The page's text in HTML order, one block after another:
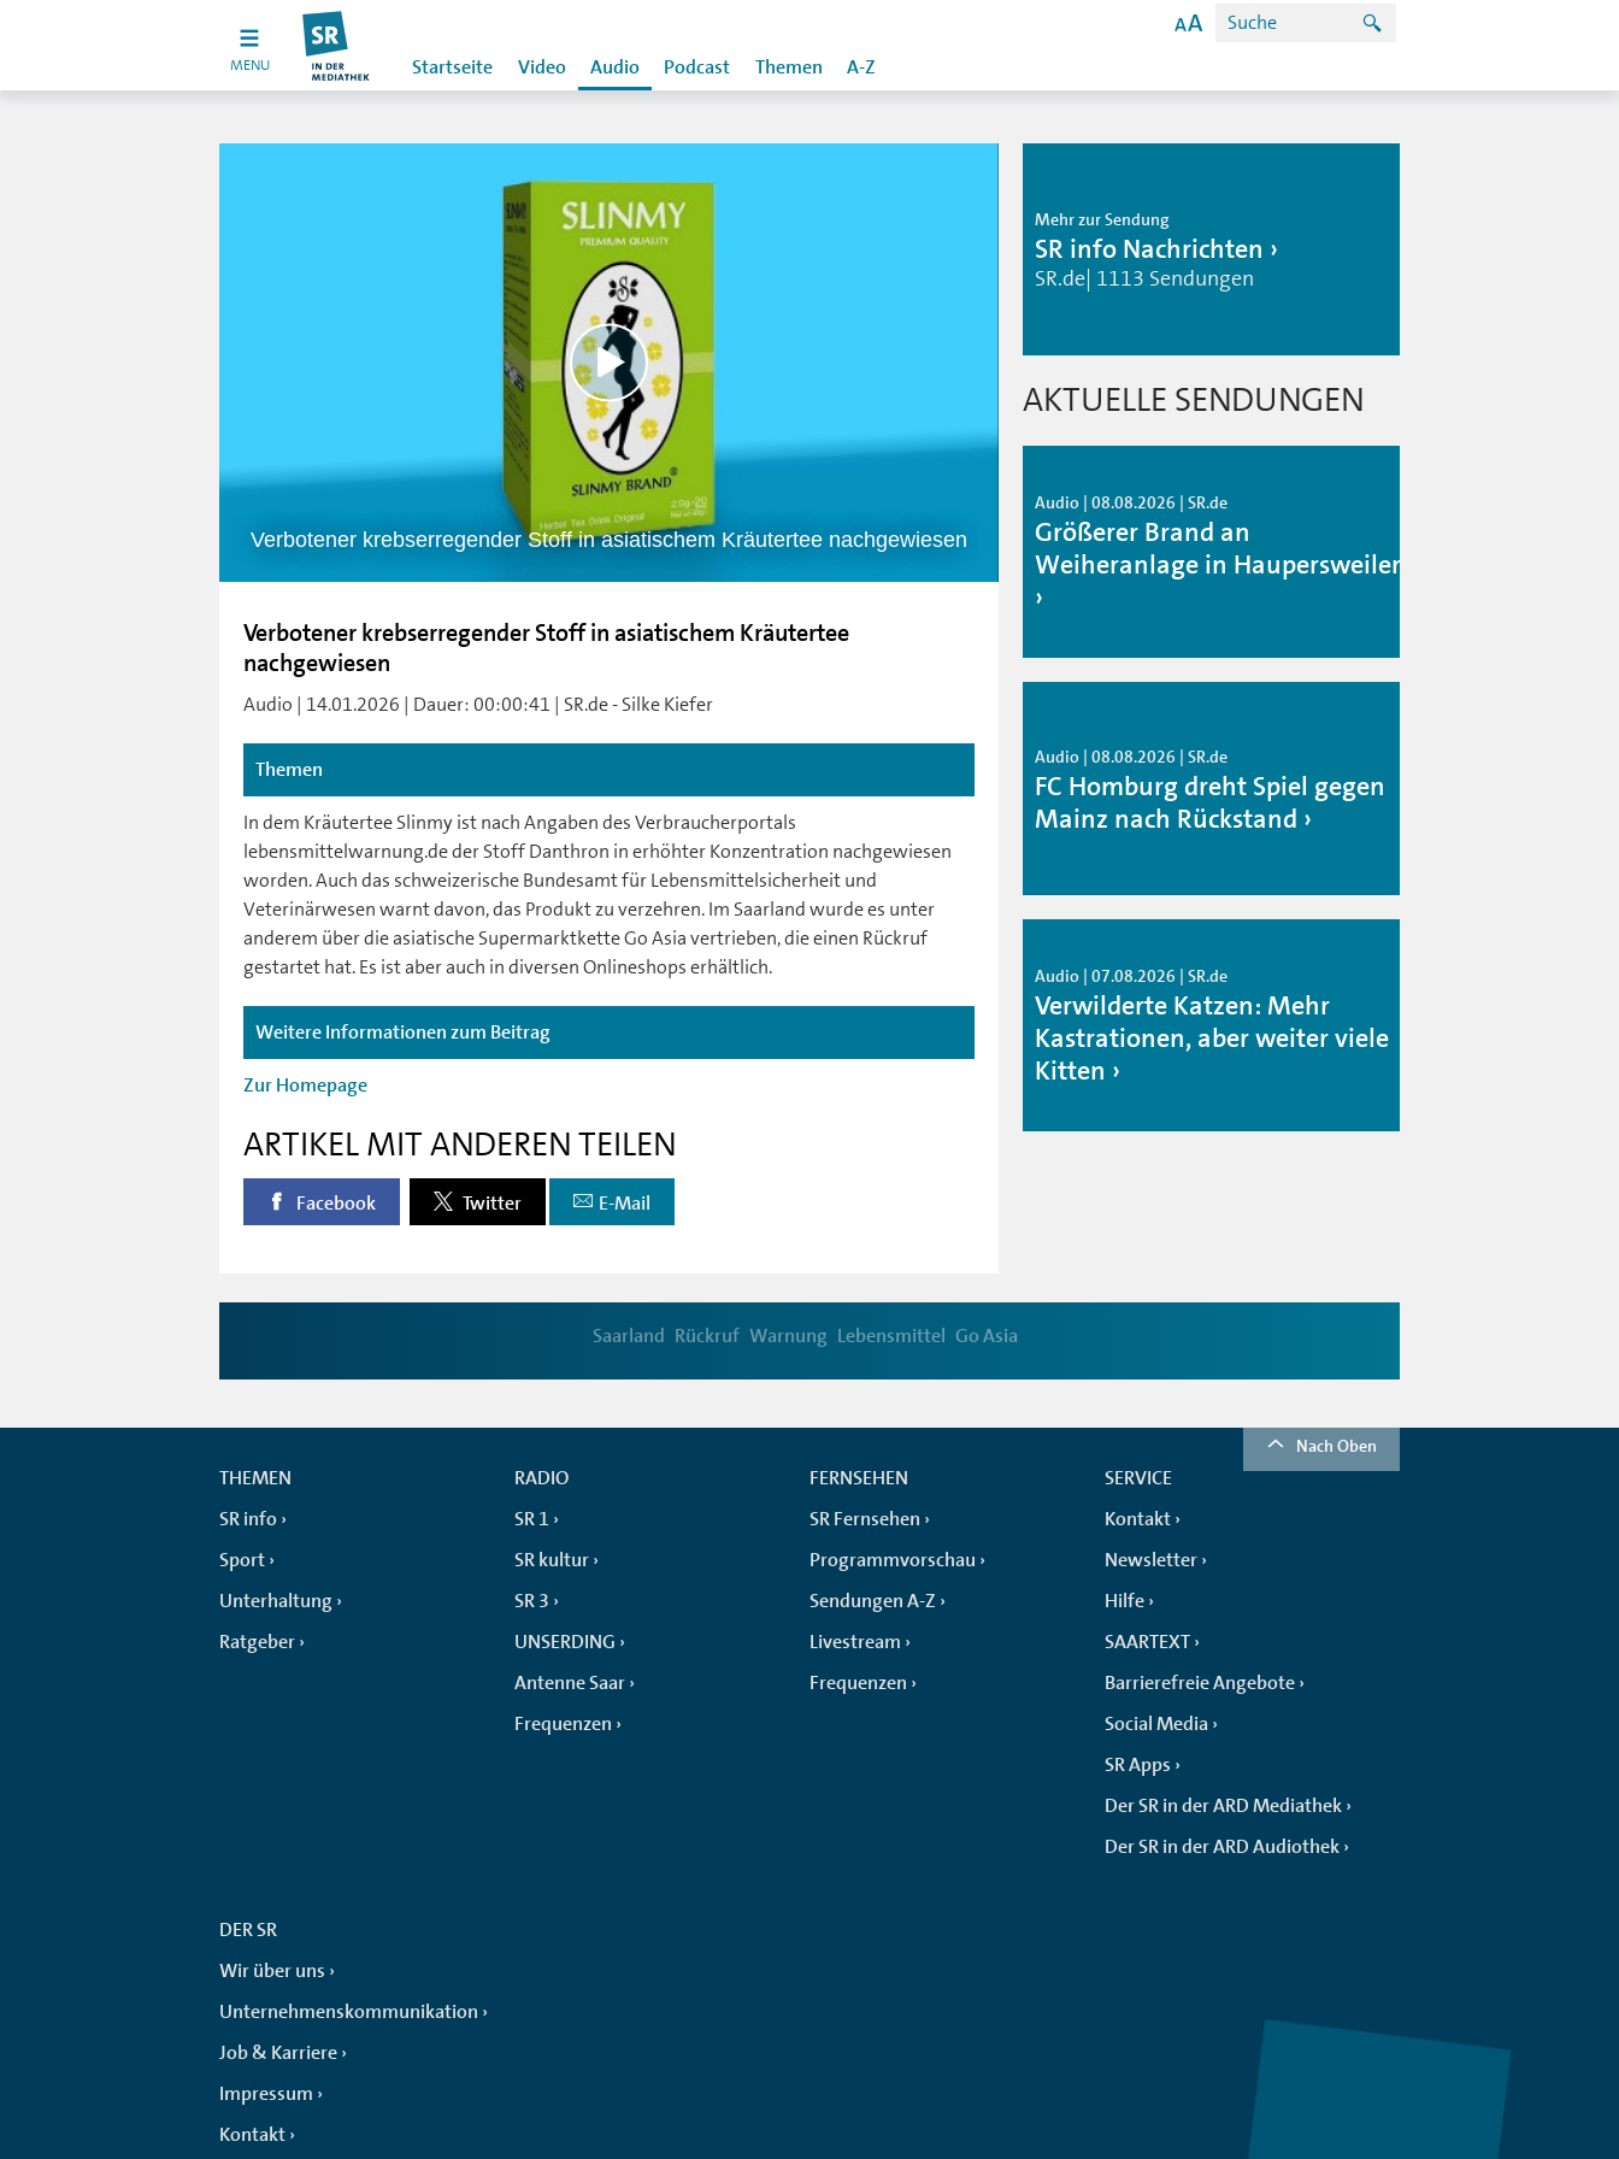
MENU Startseite Video Audio Podcast Themen A-Z
Verbotener krebserregender Stoff in asiatischem Kräutertee nachgewiesen
Verbotener krebserregender Stoff in asiatischem Kräutertee
nachgewiesen
Audio | 14.01.2026 | Dauer: 00:00:41 | SR.de - Silke Kiefer
Themen
In dem Kräutertee Slinmy ist nach Angaben des Verbraucherportals
lebensmittelwarnung.de der Stoff Danthron in erhöhter Konzentration nachgewiesen
worden. Auch das schweizerische Bundesamt für Lebensmittelsicherheit und
Veterinärwesen warnt davon, das Produkt zu verzehren. Im Saarland wurde es unter
anderem über die asiatische Supermarktkette Go Asia vertrieben, die einen Rückruf
gestartet hat. Es ist aber auch in diversen Onlineshops erhältlich.
Weitere Informationen zum Beitrag
Zur Homepage
ARTIKEL MIT ANDEREN TEILEN
Facebook Twitter E-Mail
Mehr zur Sendung
SR info Nachrichten
SR.de| 1113 Sendungen
AKTUELLE SENDUNGEN
Audio | 08.08.2026 | SR.de
Größerer Brand an
Weiheranlage in Haupersweiler
Audio | 08.08.2026 | SR.de
FC Homburg dreht Spiel gegen
Mainz nach Rückstand
Audio | 07.08.2026 | SR.de
Verwilderte Katzen: Mehr
Kastrationen, aber weiter viele
Kitten
Saarland Rückruf Warnung Lebensmittel Go Asia
Nach Oben
THEMEN
SR info
Sport
Unterhaltung
Ratgeber
RADIO
SR 1
SR kultur
SR 3
UNSERDING
Antenne Saar
Frequenzen
FERNSEHEN
SR Fernsehen
Programmvorschau
Sendungen A-Z
Livestream
Frequenzen
SERVICE
Kontakt
Newsletter
Hilfe
SAARTEXT
Barrierefreie Angebote
Social Media
SR Apps
Der SR in der ARD Mediathek
Der SR in der ARD Audiothek
DER SR
Wir über uns
Unternehmenskommunikation
Job & Karriere
Impressum
Kontakt